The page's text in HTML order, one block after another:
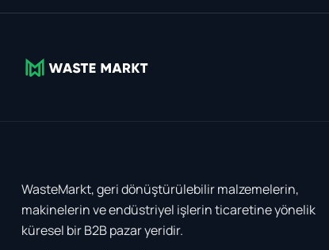
WasteMarkt, geri dönüştürülebilir malzemelerin,
makinelerin ve endüstriyel işlerin ticaretine yönelik
küresel bir B2B pazar yeridir.